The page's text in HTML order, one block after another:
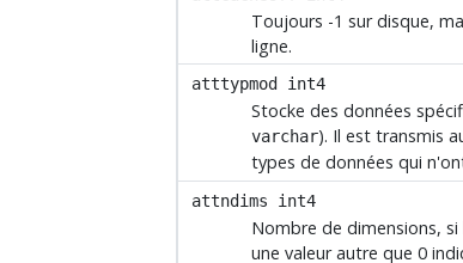
Toujours -1 sur disque,
ligne.
atttypmod int4
Stocke des données
varchar). Il est transmis
types de données qui
attndims int4
Nombre de dimensions,
une valeur autre que 0